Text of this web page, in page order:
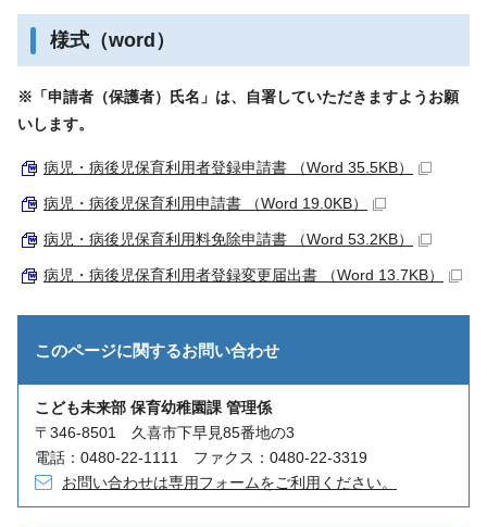
様式（word）
※「申請者（保護者）氏名」は、自署していただきますようお願
いします。
病児・病後児保育利用者登録申請書 （Word 35.5KB）
病児・病後児保育利用申請書 （Word 19.0KB）
病児・病後児保育利用料免除申請書 （Word 53.2KB）
病児・病後児保育利用者登録変更届出書 （Word 13.7KB）
このページに関するお問い合わせ
こども未来部 保育幼稚園課 管理係
〒346-8501 久喜市下早見85番地の3
電話：0480-22-1111 ファクス：0480-22-3319
お問い合わせは専用フォームをご利用ください。